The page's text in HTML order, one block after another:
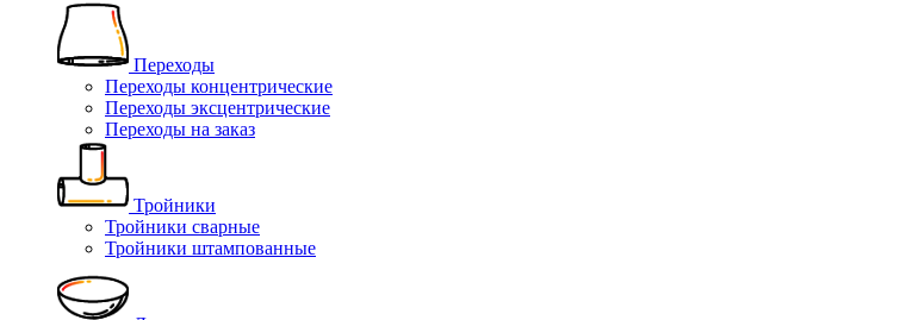
Переходы
Переходы концентрические
Переходы эксцентрические
Переходы на заказ
Тройники
Тройники сварные
Тройники штампованные